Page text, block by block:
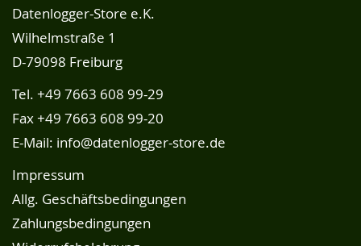
Datenlogger-Store e.K.
Wilhelmstraße 1
D-79098 Freiburg
Tel. +49 7663 608 99-29
Fax +49 7663 608 99-20
E-Mail: info@datenlogger-store.de
Impressum
Allg. Geschäftsbedingungen
Zahlungsbedingungen